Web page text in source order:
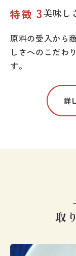
特徴 3美味し
原料の受入から
しさへのこだわ
す。
詳
取